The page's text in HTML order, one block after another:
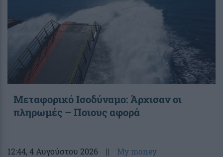
Μεταφορικό Ισοδύναμο: Άρχισαν οι
πληρωμές – Ποιους αφορά
12:44, 4 Αυγούστου 2026 || My money